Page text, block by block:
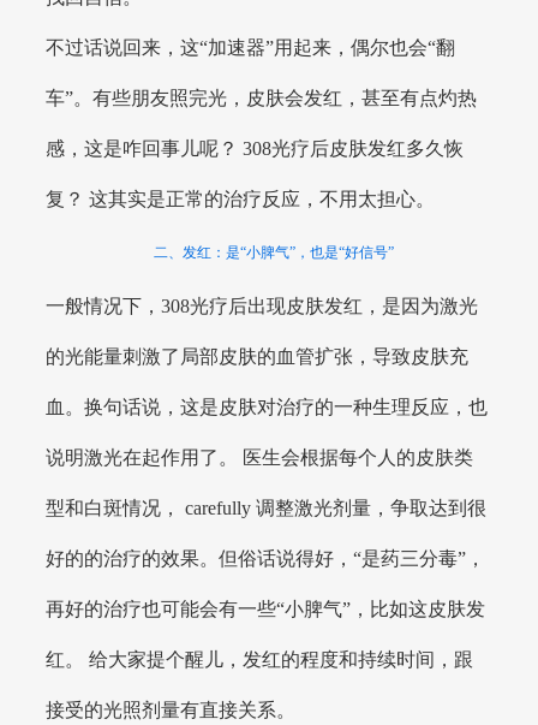
不过话说回来，这“加速器”用起来，偶尔也会“翻
车”。有些朋友照完光，皮肤会发红，甚至有点灼热
感，这是咋回事儿呢？ 308光疗后皮肤发红多久恢
复？ 这其实是正常的治疗反应，不用太担心。
二、发红：是“小脾气”，也是“好信号”
一般情况下，308光疗后出现皮肤发红，是因为激光
的光能量刺激了局部皮肤的血管扩张，导致皮肤充
血。换句话说，这是皮肤对治疗的一种生理反应，也
说明激光在起作用了。 医生会根据每个人的皮肤类
型和白斑情况， carefully 调整激光剂量，争取达到很
好的的治疗的效果。但俗话说得好，“是药三分毒”，
再好的治疗也可能会有一些“小脾气”，比如这皮肤发
红。 给大家提个醒儿，发红的程度和持续时间，跟
接受的光照剂量有直接关系。